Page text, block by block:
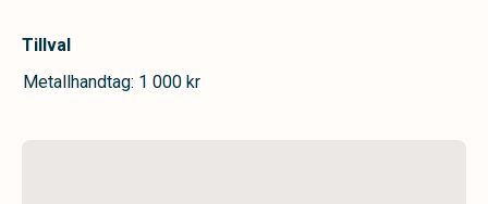
Tillval
Metallhandtag: 1 000 kr